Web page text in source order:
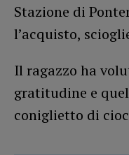
Stazione di
l’acquisto,
Il ragazzo ha
gratitudine e
coniglietto di